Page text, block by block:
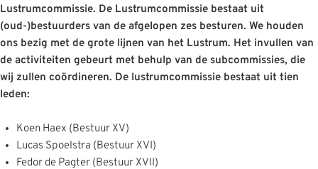
Lustrumcommissie. De Lustrumcommissie bestaat uit
(oud-)bestuurders van de afgelopen zes besturen. We houden
ons bezig met de grote lijnen van het Lustrum. Het invullen van
de activiteiten gebeurt met behulp van de subcommissies, die
wij zullen coördineren. De lustrumcommissie bestaat uit tien
leden:
Koen Haex (Bestuur XV)
Lucas Spoelstra (Bestuur XVI)
Fedor de Pagter (Bestuur XVII)